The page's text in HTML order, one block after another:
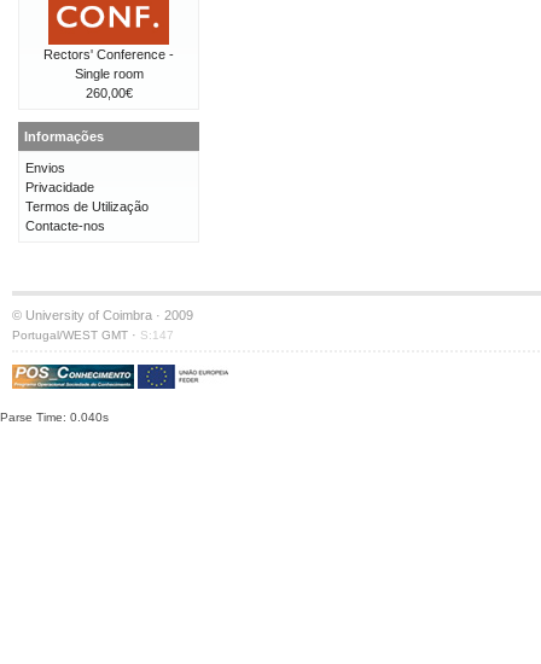
Rectors' Conference -
Single room
260,00€
Informações
Envios
Privacidade
Termos de Utilização
Contacte-nos
© University of Coimbra · 2009
Portugal/WEST GMT · S:147
Parse Time: 0.040s